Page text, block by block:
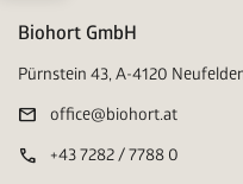
Biohort GmbH
Pürnstein 43, A-4120
mail office@biohort.at
call +43 7282 / 7788 0